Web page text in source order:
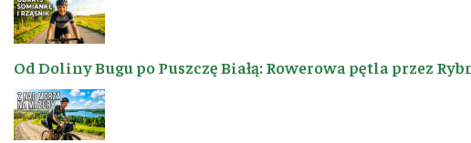
Od Doliny Bugu po Puszczę Białą: Rowerowa pętla przez